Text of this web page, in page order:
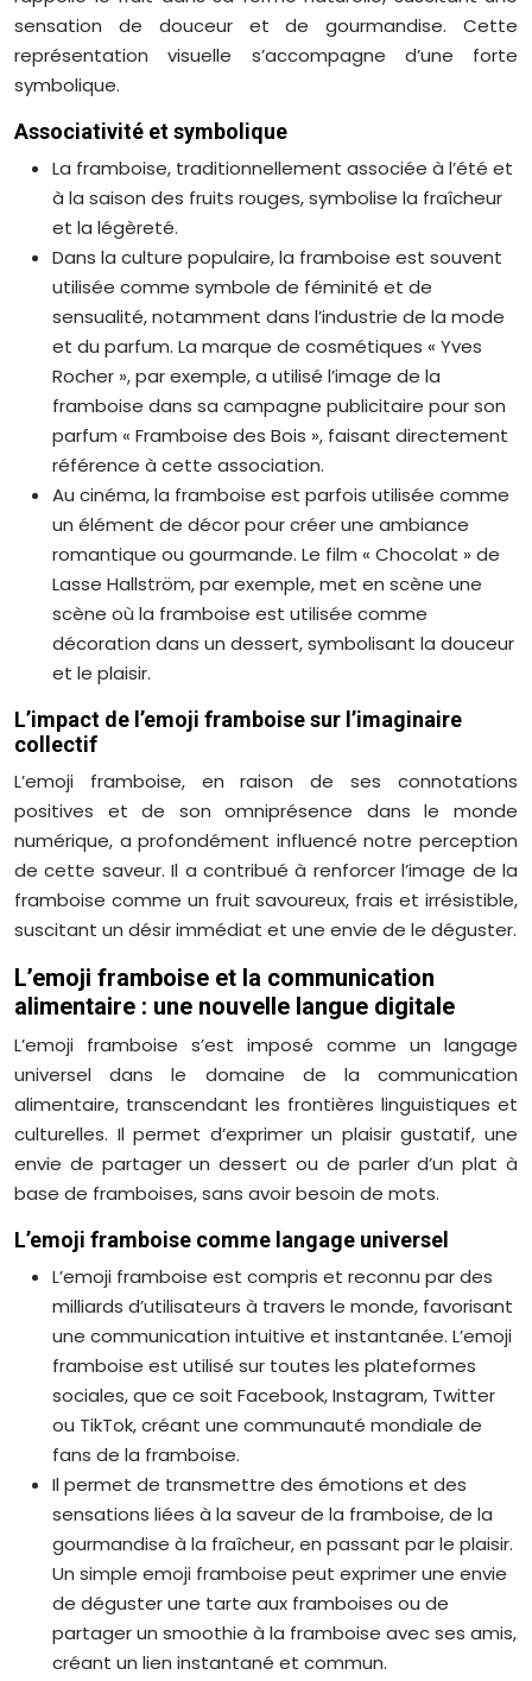
sensation de douceur et de gourmandise. Cette
représentation visuelle s’accompagne d’une forte
symbolique.
Associativité et symbolique
La framboise, traditionnellement associée à l’été et
à la saison des fruits rouges, symbolise la fraîcheur
et la légèreté.
Dans la culture populaire, la framboise est souvent
utilisée comme symbole de féminité et de
sensualité, notamment dans l’industrie de la mode
et du parfum. La marque de cosmétiques « Yves
Rocher », par exemple, a utilisé l’image de la
framboise dans sa campagne publicitaire pour son
parfum « Framboise des Bois », faisant directement
référence à cette association.
Au cinéma, la framboise est parfois utilisée comme
un élément de décor pour créer une ambiance
romantique ou gourmande. Le film « Chocolat » de
Lasse Hallström, par exemple, met en scène une
scène où la framboise est utilisée comme
décoration dans un dessert, symbolisant la douceur
et le plaisir.
L’impact de l’emoji framboise sur l’imaginaire
collectif
L’emoji framboise, en raison de ses connotations
positives et de son omniprésence dans le monde
numérique, a profondément influencé notre perception
de cette saveur. Il a contribué à renforcer l’image de la
framboise comme un fruit savoureux, frais et irrésistible,
suscitant un désir immédiat et une envie de le déguster.
L’emoji framboise et la communication
alimentaire : une nouvelle langue digitale
L’emoji framboise s’est imposé comme un langage
universel dans le domaine de la communication
alimentaire, transcendant les frontières linguistiques et
culturelles. Il permet d’exprimer un plaisir gustatif, une
envie de partager un dessert ou de parler d’un plat à
base de framboises, sans avoir besoin de mots.
L’emoji framboise comme langage universel
L’emoji framboise est compris et reconnu par des
milliards d’utilisateurs à travers le monde, favorisant
une communication intuitive et instantanée. L’emoji
framboise est utilisé sur toutes les plateformes
sociales, que ce soit Facebook, Instagram, Twitter
ou TikTok, créant une communauté mondiale de
fans de la framboise.
Il permet de transmettre des émotions et des
sensations liées à la saveur de la framboise, de la
gourmandise à la fraîcheur, en passant par le plaisir.
Un simple emoji framboise peut exprimer une envie
de déguster une tarte aux framboises ou de
partager un smoothie à la framboise avec ses amis,
créant un lien instantané et commun.